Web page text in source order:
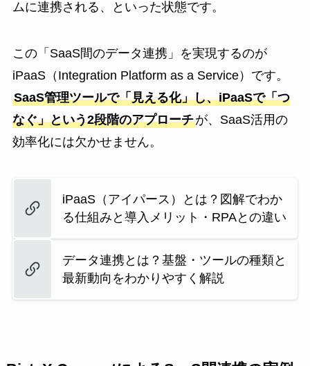
ムに連携される、といった状態です。
この「SaaS間のデータ連携」を実現するのが
iPaaS（Integration Platform as a Service）です。
SaaS管理ツールで「見える化」し、iPaaSで「つ
なぐ」という2段階のアプローチが、SaaS活用の
効率化には欠かせません。
iPaaS（アイパース）とは？図解でわか
る仕組みと導入メリット・RPAとの違い
データ連携とは？基盤・ツールの種類と
最新動向をわかりやすく解説